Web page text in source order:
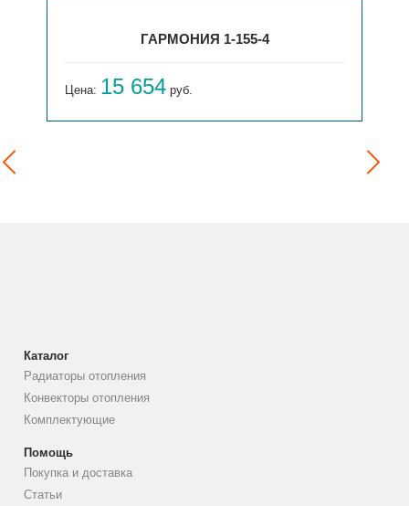
ГАРМОНИЯ 1-155-4
Цена: 15 654 руб.
Каталог
Радиаторы отопления
Конвекторы отопления
Комплектующие
Помощь
Покупка и доставка
Статьи